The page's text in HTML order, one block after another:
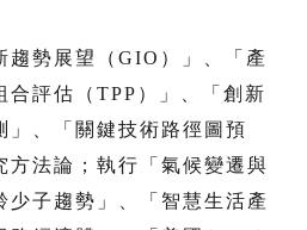
趨勢展望（GIO）」、「產
合評估（TPP）」、「創新
」、「關鍵技術路徑圖預
方法論；執行「氣候變遷與
少子趨勢」、「智慧生活產